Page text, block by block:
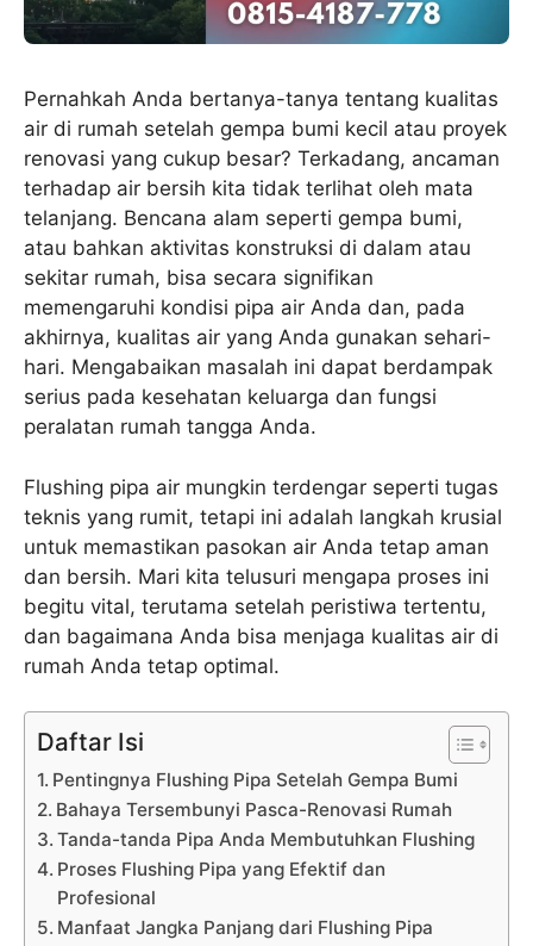
Pernahkah Anda bertanya-tanya tentang kualitas
air di rumah setelah gempa bumi kecil atau proyek
renovasi yang cukup besar? Terkadang, ancaman
terhadap air bersih kita tidak terlihat oleh mata
telanjang. Bencana alam seperti gempa bumi,
atau bahkan aktivitas konstruksi di dalam atau
sekitar rumah, bisa secara signifikan
memengaruhi kondisi pipa air Anda dan, pada
akhirnya, kualitas air yang Anda gunakan sehari-
hari. Mengabaikan masalah ini dapat berdampak
serius pada kesehatan keluarga dan fungsi
peralatan rumah tangga Anda.
Flushing pipa air mungkin terdengar seperti tugas
teknis yang rumit, tetapi ini adalah langkah krusial
untuk memastikan pasokan air Anda tetap aman
dan bersih. Mari kita telusuri mengapa proses ini
begitu vital, terutama setelah peristiwa tertentu,
dan bagaimana Anda bisa menjaga kualitas air di
rumah Anda tetap optimal.
Daftar Isi
Pentingnya Flushing Pipa Setelah Gempa Bumi
Bahaya Tersembunyi Pasca-Renovasi Rumah
Tanda-tanda Pipa Anda Membutuhkan Flushing
Proses Flushing Pipa yang Efektif dan
Profesional
Manfaat Jangka Panjang dari Flushing Pipa